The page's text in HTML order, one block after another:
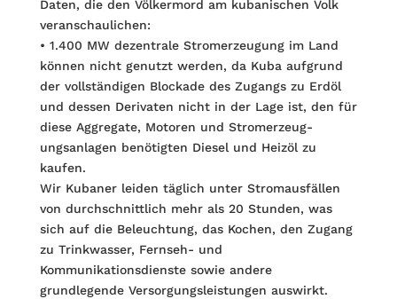
Daten, die den Völkermord am kubanischen Volk
veranschaulichen:
• 1.400 MW dezentrale Stromerzeugung im Land
können nicht genutzt werden, da Kuba aufgrund
der vollständigen Blockade des Zugangs zu Erdöl
und dessen Derivaten nicht in der Lage ist, den für
diese Aggregate, Motoren und Stromerzeug­
ungsanlagen benötigten Diesel und Heizöl zu
kaufen.
Wir Kubaner leiden täglich unter Stromausfällen
von durchschnittlich mehr als 20 Stunden, was
sich auf die Beleuchtung, das Kochen, den Zugang
zu Trinkwasser, Fernseh- und
Kommunikationsdienste sowie andere
grundlegende Versorgungsleistungen auswirkt.